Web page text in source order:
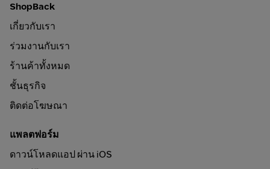
ShopBack
เกี่ยวกับเรา
ร่วมงานกับเรา
ร้านค้าทั้งหมด
ชั้นธุรกิจ
ติดต่อโฆษณา
แพลตฟอร์ม
ดาวน์โหลดแอป ผ่าน iOS